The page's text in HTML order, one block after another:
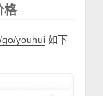
格
youhui 如下